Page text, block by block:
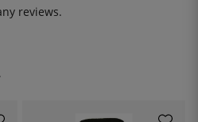
reviews.